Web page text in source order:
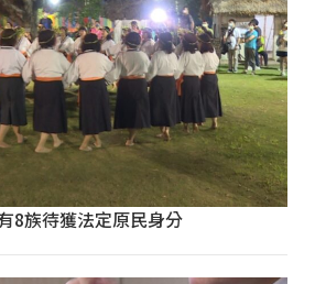
8族待獲法定原民身分